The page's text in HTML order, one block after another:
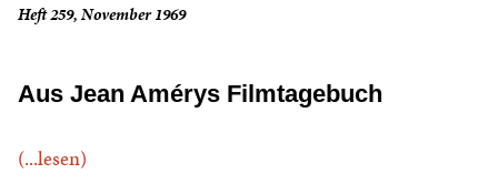
Heft 259, November 1969
Aus Jean Amérys Filmtagebuch
(...lesen)